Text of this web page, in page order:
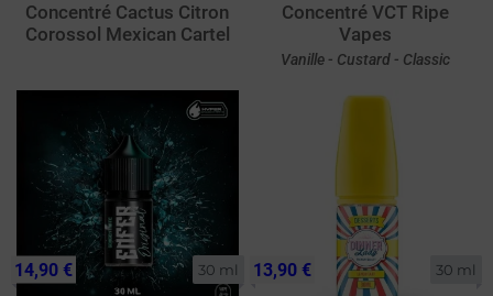
Concentré Cactus Citron
Corossol Mexican Cartel
Concentré VCT Ripe
Vapes
Vanille - Custard - Classic
30 ml
14,90 € 30 ml
13,90 €